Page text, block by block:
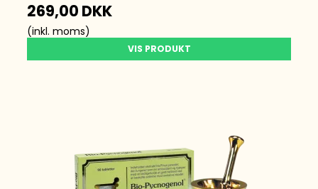
269,00 DKK
(inkl. moms)
VIS PRODUKT